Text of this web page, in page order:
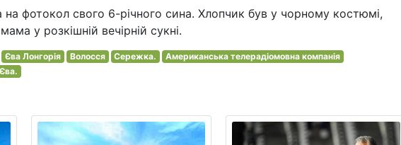
фотокол свого 6-річного сина. Хлопчик був у чорному костюмі,
у розкішній вечірній сукні.
Єва Лонгорія Волосся Сережка.
Американська телерадіомовна компанія
Єва.